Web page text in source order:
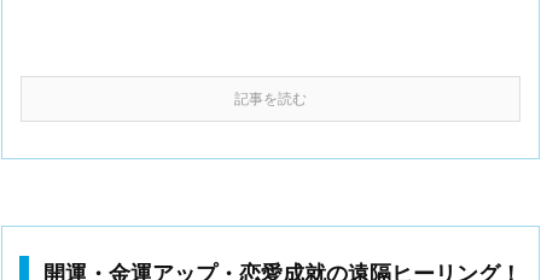
記事を読む
開運・金運アップ・恋愛成就の遠隔ヒーリング！